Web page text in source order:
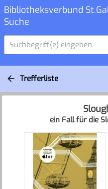
Bibliotheksverbund
Suche
Suchbegriff(e) eingeben
Trefferliste
ein Fall für die